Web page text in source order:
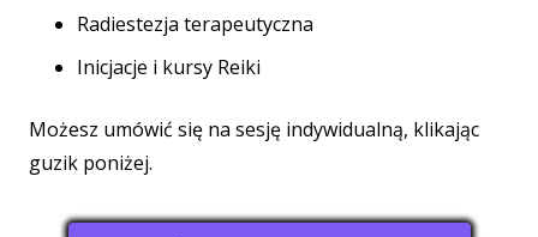
Radiestezja terapeutyczna
Inicjacje i kursy Reiki
Możesz umówić się na sesję indywidualną, klikając
guzik poniżej.